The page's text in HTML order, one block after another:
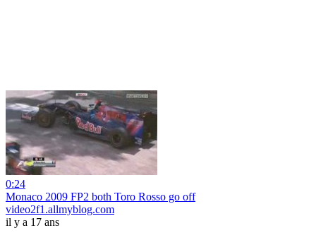
0:24
Monaco 2009 FP2 both Toro Rosso go off
video2f1.allmyblog.com
il y a 17 ans